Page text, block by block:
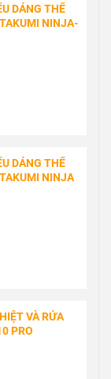
DÁNG THỂ
NINJA-
DÁNG THỂ
NINJA
VÀ RỬA
PRO